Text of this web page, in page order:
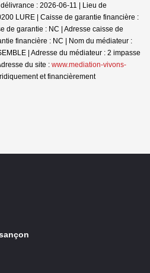
: 2026-06-11 | Lieu de
LURE | Caisse de garantie financière :
de garantie : NC | Adresse caisse de
financière : NC | Nom du médiateur :
| Adresse du médiateur : 2 impasse
du site : www.mediation-vivons-
et financièrement